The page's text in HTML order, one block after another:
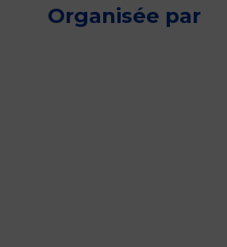
Organisée par